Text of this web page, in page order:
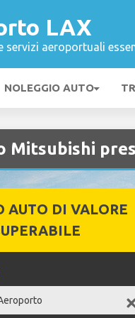
LAX
servizi aeroportuali
NOLEGGIO AUTO
Mitsubishi
AUTO DI VALORE